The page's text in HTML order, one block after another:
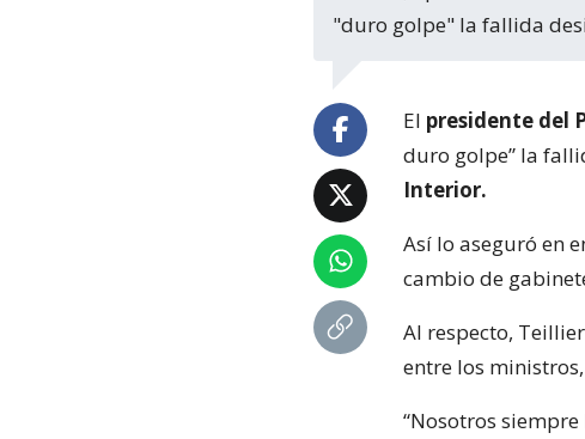
"duro golpe" la fallida
El presidente del
duro golpe” la
Interior.
Así lo aseguró en
cambio de
Al respecto,
entre los
“Nosotros